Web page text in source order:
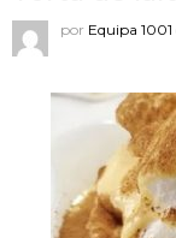
por Equipa 1001